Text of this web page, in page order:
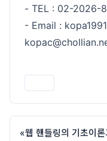
- TEL : 02-2026-
- Email :
«